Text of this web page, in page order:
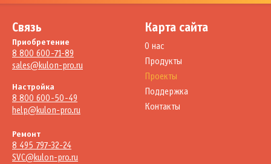
Связь
Приобретение
8 800 600-71-89
sales@kulon-pro.ru
Настройка
8 800 600-50-49
help@kulon-pro.ru
Ремонт
8 495 797-32-24
SVC@kulon-pro.ru
Карта сайта
О нас
Продукты
Проекты
Поддержка
Контакты